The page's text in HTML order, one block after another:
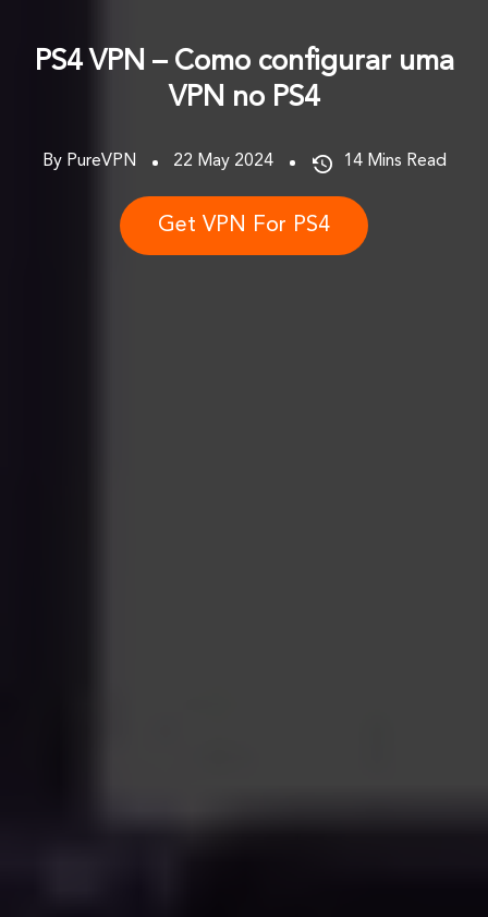
PS4 VPN – Como configurar uma
VPN no PS4
By PureVPN 22 May 2024 14 Mins Read
Get VPN For PS4